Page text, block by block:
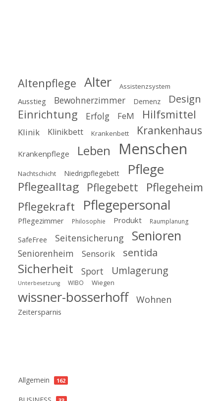
Altenpflege Alter Assistenzsystem
Ausstieg Bewohnerzimmer Demenz Design
Einrichtung Erfolg FeM Hilfsmittel
Klinik Klinikbett Krankenbett Krankenhaus
Krankenpflege Leben Menschen
Nachtschicht Niedrigpflegebett Pflege
Pflegealltag Pflegebett
Pflegeheim
Pflegekraft
Pflegepersonal
Pflegezimmer Philosophie Produkt Raumplanung
SafeFree Seitensicherung Senioren
Seniorenheim Sensorik sentida
Sicherheit Sport Umlagerung
Unterbesetzung WIBO Wiegen
wissner-bosserhoff Wohnen
Zeitersparnis
Allgemein 162